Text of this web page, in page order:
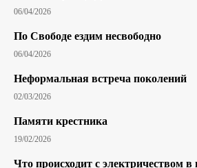
06/04/2026
По Свободе ездим несвободно
06/04/2026
Неформальная встреча поколений
02/03/2026
Памяти крестника
19/02/2026
Что происходит с электричеством в